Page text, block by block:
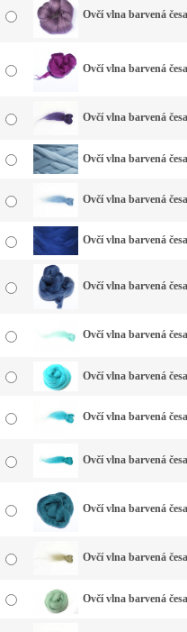
Ovčí vlna barvená
Ovčí vlna barvená
Ovčí vlna barvená
Ovčí vlna barvená
Ovčí vlna barvená
Ovčí vlna barvená
Ovčí vlna barvená
Ovčí vlna barvená
Ovčí vlna barvená
Ovčí vlna barvená
Ovčí vlna barvená
Ovčí vlna barvená
Ovčí vlna barvená
Ovčí vlna barvená